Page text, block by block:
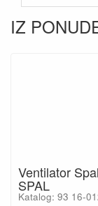
IZ
Ventilator
SPAL
Katalog: 93 16-